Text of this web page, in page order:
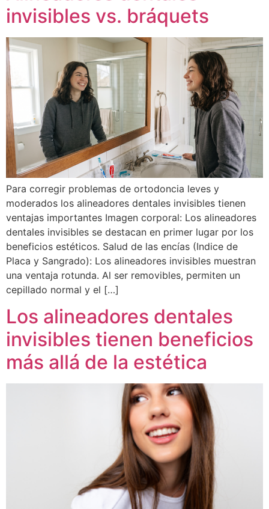
invisibles vs. bráquets
Para corregir problemas de ortodoncia leves y
moderados los alineadores dentales invisibles tienen
ventajas importantes Imagen corporal: Los alineadores
dentales invisibles se destacan en primer lugar por los
beneficios estéticos. Salud de las encías (Indice de
Placa y Sangrado): Los alineadores invisibles muestran
una ventaja rotunda. Al ser removibles, permiten un
cepillado normal y el […]
Los alineadores dentales
invisibles tienen beneficios
más allá de la estética